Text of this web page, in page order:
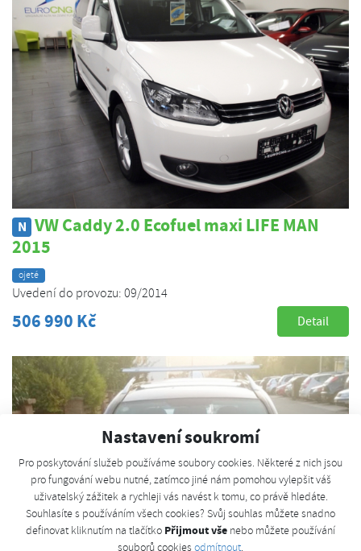
Nastavení soukromí
Pro poskytování služeb používáme soubory cookies. Některé z nich jsou
pro fungování webu nutné, zatímco jiné nám pomohou vylepšit váš
uživatelský zážitek a rychleji vás navést k tomu, co právě hledáte.
Souhlasíte s používáním všech cookies? Svůj souhlas můžete snadno
definovat kliknutím na tlačítko Přijmout vše nebo můžete používání
souborů cookies odmítnout.
N VW Caddy 2.0 Ecofuel maxi LIFE MAN
2015
ojeté
Uvedení do provozu: 09/2014
506 990 Kč Detail